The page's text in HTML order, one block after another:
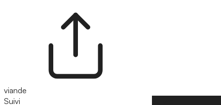
viande
Suivi